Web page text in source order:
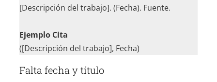
[Descripción del trabajo]. (Fecha). Fuente.
Ejemplo Cita
([Descripción del trabajo], Fecha)
Falta fecha y título